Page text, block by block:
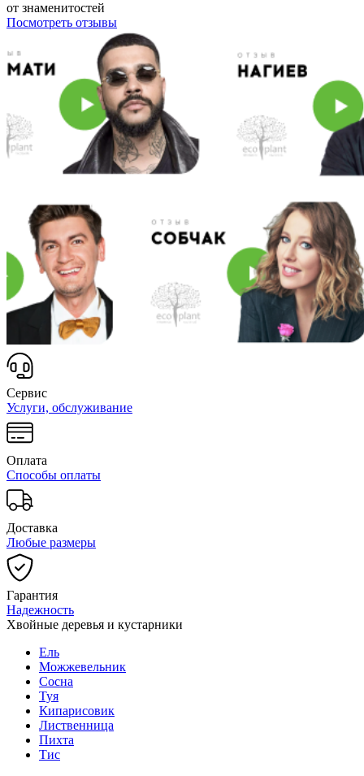
от знаменитостей
Посмотреть отзывы
Сервис
Услуги, обслуживание
Оплата
Способы оплаты
Доставка
Любые размеры
Гарантия
Надежность
Хвойные деревья и кустарники
Ель
Можжевельник
Сосна
Туя
Кипарисовик
Лиственница
Пихта
Тис